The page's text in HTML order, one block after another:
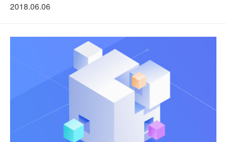
2018.06.06